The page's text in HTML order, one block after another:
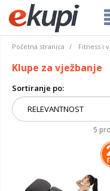
Početna stranica Fitness i
Klupe za vježbanje
Sortiranje po:
5